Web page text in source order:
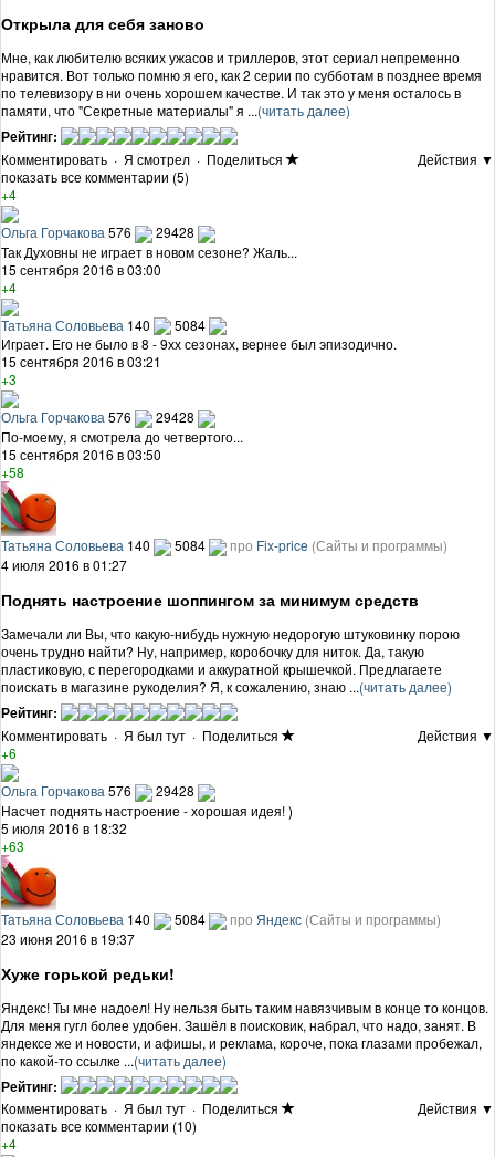
Открыла для себя заново
Мне, как любителю всяких ужасов и триллеров, этот сериал непременно
нравится. Вот только помню я его, как 2 серии по субботам в позднее время
по телевизору в ни очень хорошем качестве. И так это у меня осталось в
памяти, что "Секретные материалы" я ...(читать далее)
Рейтинг:
Комментировать · Я смотрел · Поделиться
Действия ▼
показать все комментарии (5)
+4
Ольга Горчакова 576
29428
Так Духовны не играет в новом сезоне? Жаль...
15 сентября 2016 в 03:00
+4
Татьяна Соловьева 140
5084
Играет. Его не было в 8 - 9хх сезонах, вернее был эпизодично.
15 сентября 2016 в 03:21
+3
Ольга Горчакова 576
29428
По-моему, я смотрела до четвертого...
15 сентября 2016 в 03:50
+58
Татьяна Соловьева 140 5084 про Fix-price (Сайты и программы)
4 июля 2016 в 01:27
Поднять настроение шоппингом за минимум средств
Замечали ли Вы, что какую-нибудь нужную недорогую штуковинку порою
очень трудно найти? Ну, например, коробочку для ниток. Да, такую
пластиковую, с перегородками и аккуратной крышечкой. Предлагаете
поискать в магазине рукоделия? Я, к сожалению, знаю ...(читать далее)
Рейтинг:
Комментировать · Я был тут · Поделиться
Действия ▼
+6
Ольга Горчакова 576
29428
Насчет поднять настроение - хорошая идея! )
5 июля 2016 в 18:32
+63
Татьяна Соловьева 140 5084 про Яндекс (Сайты и программы)
23 июня 2016 в 19:37
Хуже горькой редьки!
Яндекс! Ты мне надоел! Ну нельзя быть таким навязчивым в конце то концов.
Для меня гугл более удобен. Зашёл в поисковик, набрал, что надо, занят. В
яндексе же и новости, и афишы, и реклама, короче, пока глазами пробежал,
по какой-то ссылке ...(читать далее)
Рейтинг:
Комментировать · Я был тут · Поделиться
Действия ▼
показать все комментарии (10)
+4